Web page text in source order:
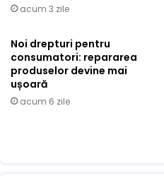
acum 3 zile
Noi drepturi pentru
consumatori: repararea
produselor devine mai
ușoară
acum 6 zile